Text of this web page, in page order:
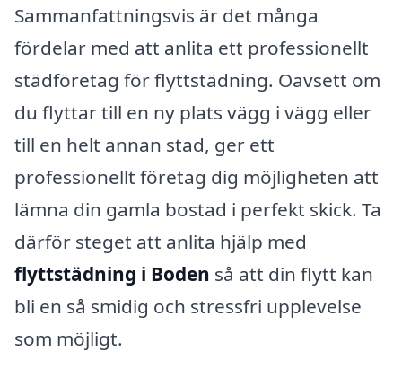
Sammanfattningsvis är det många
fördelar med att anlita ett professionellt
städföretag för flyttstädning. Oavsett om
du flyttar till en ny plats vägg i vägg eller
till en helt annan stad, ger ett
professionellt företag dig möjligheten att
lämna din gamla bostad i perfekt skick. Ta
därför steget att anlita hjälp med
flyttstädning i Boden så att din flytt kan
bli en så smidig och stressfri upplevelse
som möjligt.